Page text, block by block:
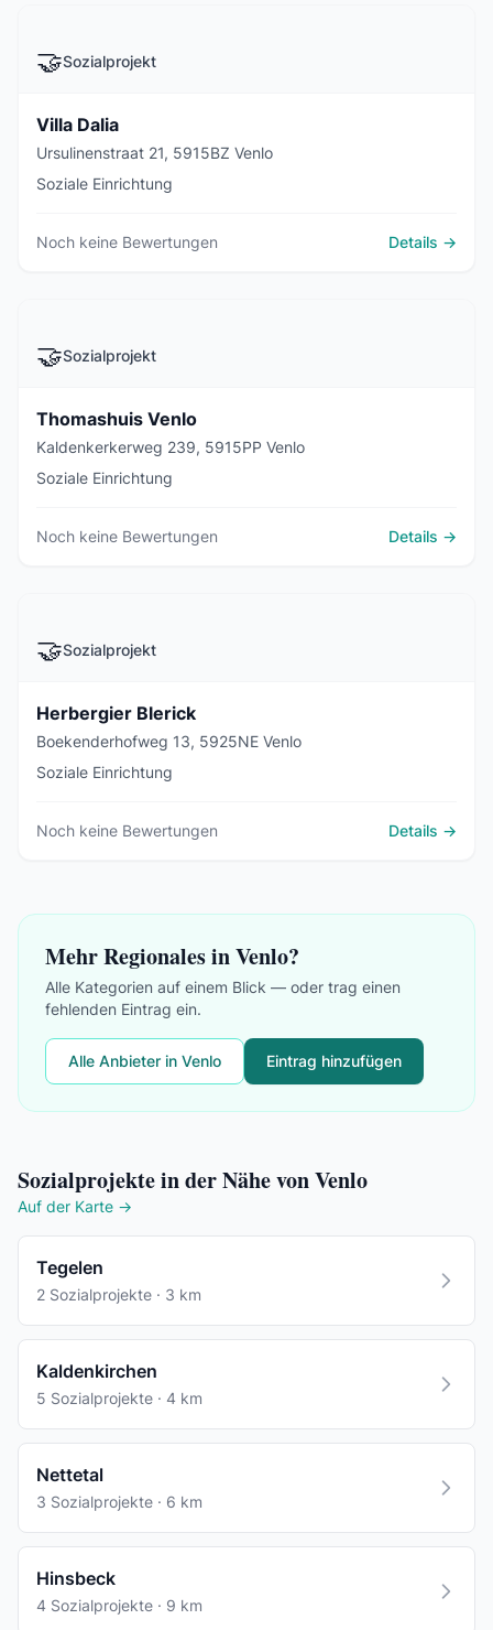
🤝Sozialprojekt
Villa Dalia
Ursulinenstraat 21, 5915BZ Venlo
Soziale Einrichtung
Noch keine Bewertungen Details →
🤝Sozialprojekt
Thomashuis Venlo
Kaldenkerkerweg 239, 5915PP Venlo
Soziale Einrichtung
Noch keine Bewertungen Details →
🤝Sozialprojekt
Herbergier Blerick
Boekenderhofweg 13, 5925NE Venlo
Soziale Einrichtung
Noch keine Bewertungen Details →
Mehr Regionales in Venlo?
Alle Kategorien auf einem Blick — oder trag einen
fehlenden Eintrag ein.
Alle Anbieter in Venlo Eintrag hinzufügen
Sozialprojekte in der Nähe von Venlo
Auf der Karte →
Tegelen
2 Sozialprojekte · 3 km
Kaldenkirchen
5 Sozialprojekte · 4 km
Nettetal
3 Sozialprojekte · 6 km
Hinsbeck
4 Sozialprojekte · 9 km